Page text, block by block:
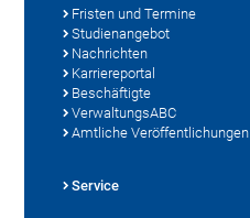
Fristen und Termine
Studienangebot
Nachrichten
Karriereportal
Beschäftigte
VerwaltungsABC
Amtliche Veröffentlichungen
Service